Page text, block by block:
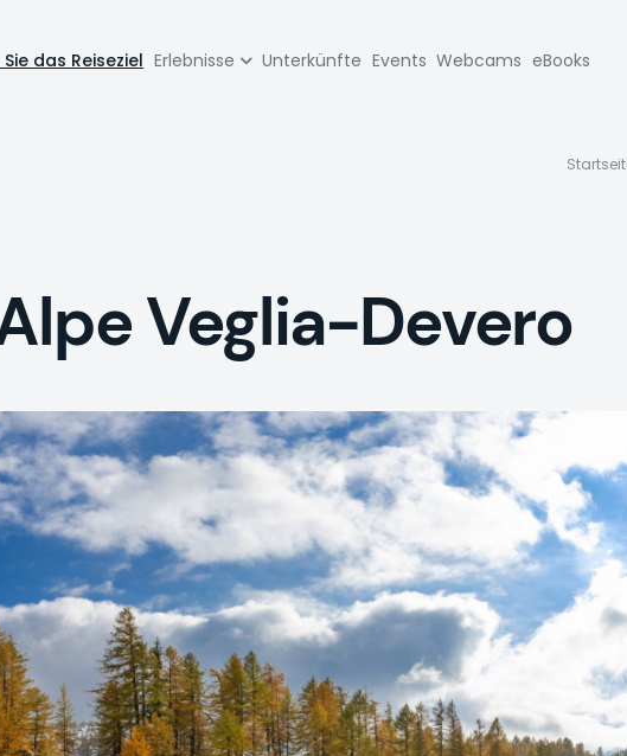
das Reiseziel Erlebnisse Unterkünfte Events Webcams eBooks
Veglia-Devero